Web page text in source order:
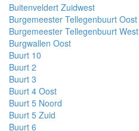
Buitenveldert Zuidwest
Burgemeester Tellegenbuurt Oost
Burgemeester Tellegenbuurt West
Burgwallen Oost
Buurt 10
Buurt 2
Buurt 3
Buurt 4 Oost
Buurt 5 Noord
Buurt 5 Zuid
Buurt 6